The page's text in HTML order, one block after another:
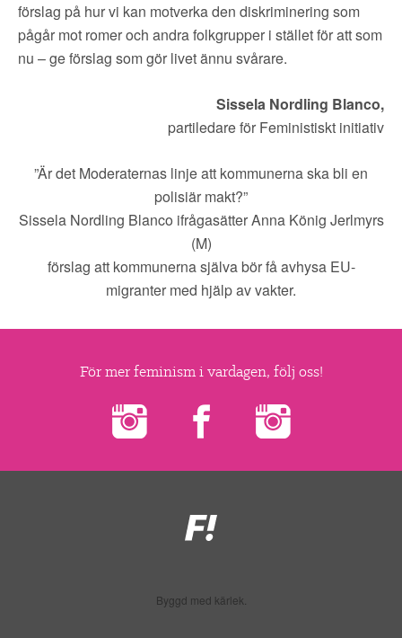
förslag på hur vi kan motverka den diskriminering som
pågår mot romer och andra folkgrupper i stället för att som
nu – ge förslag som gör livet ännu svårare.
Sissela Nordling Blanco,
partiledare för Feministiskt initiativ
”Är det Moderaternas linje att kommunerna ska bli en
polisiär makt?”
Sissela Nordling Blanco ifrågasätter Anna König Jerlmyrs
(M)
förslag att kommunerna själva bör få avhysa EU-
migranter med hjälp av vakter.
För mer feminism i vardagen, följ oss!
Feministiskt
initiativ
Byggd med kärlek.